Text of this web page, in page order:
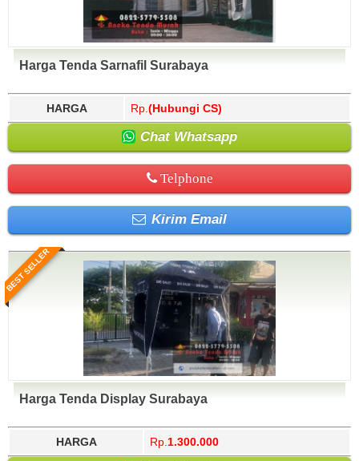
Harga Tenda Sarnafil Surabaya
HARGA Rp. (Hubungi CS)
Chat Whatsapp
Telphone
Kirim Email
BEST SELLER
Harga Tenda Display Surabaya
HARGA Rp. 1.300.000